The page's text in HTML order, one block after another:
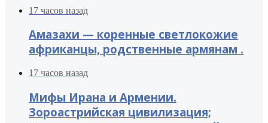
17 часов назад
Амазахи — коренные светлокожие
африканцы, родственные армянам .
17 часов назад
Мифы Ирана и Армении.
Зороастрийская цивилизация;